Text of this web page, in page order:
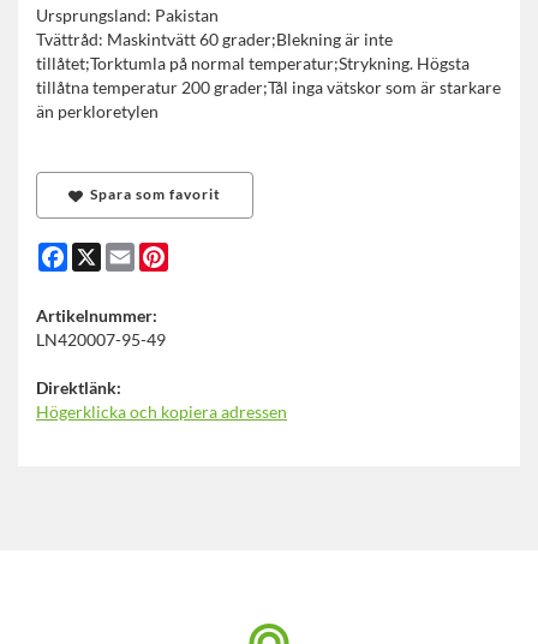
Ursprungsland: Pakistan
Tvättråd: Maskintvätt 60 grader;Blekning är inte
tillåtet;Torktumla på normal temperatur;Strykning. Högsta
tillåtna temperatur 200 grader;Tål inga vätskor som är starkare
än perkloretylen
Spara som favorit
Facebook
X Email
Artikelnummer:
LN420007-95-49
Direktlänk:
Högerklicka och kopiera adressen